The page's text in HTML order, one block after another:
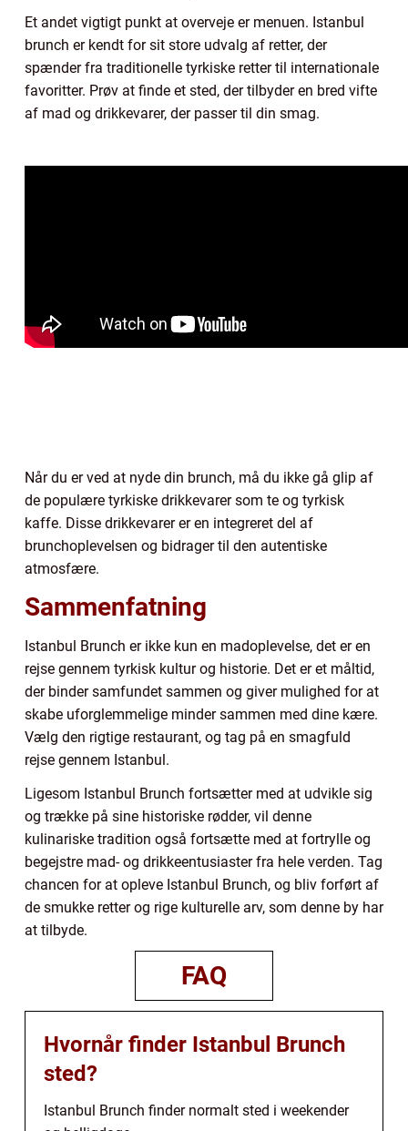
Et andet vigtigt punkt at overveje er menuen. Istanbul
brunch er kendt for sit store udvalg af retter, der
spænder fra traditionelle tyrkiske retter til internationale
favoritter. Prøv at finde et sted, der tilbyder en bred vifte
af mad og drikkevarer, der passer til din smag.
Når du er ved at nyde din brunch, må du ikke gå glip af
de populære tyrkiske drikkevarer som te og tyrkisk
kaffe. Disse drikkevarer er en integreret del af
brunchoplevelsen og bidrager til den autentiske
atmosfære.
Sammenfatning
Istanbul Brunch er ikke kun en madoplevelse, det er en
rejse gennem tyrkisk kultur og historie. Det er et måltid,
der binder samfundet sammen og giver mulighed for at
skabe uforglemmelige minder sammen med dine kære.
Vælg den rigtige restaurant, og tag på en smagfuld
rejse gennem Istanbul.
Ligesom Istanbul Brunch fortsætter med at udvikle sig
og trække på sine historiske rødder, vil denne
kulinariske tradition også fortsætte med at fortrylle og
begejstre mad- og drikkeentusiaster fra hele verden. Tag
chancen for at opleve Istanbul Brunch, og bliv forført af
de smukke retter og rige kulturelle arv, som denne by har
at tilbyde.
FAQ
Hvornår finder Istanbul Brunch
sted?
Istanbul Brunch finder normalt sted i weekender